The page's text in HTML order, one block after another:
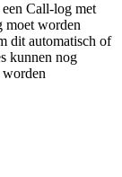
Call-log met
moet worden
dit automatisch of
kunnen nog